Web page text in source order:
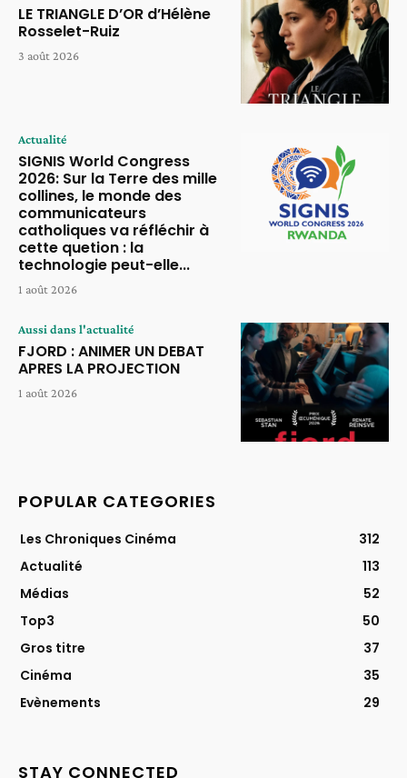
LE TRIANGLE D’OR d’Hélène
Rosselet-Ruiz
3 août 2026
Actualité
SIGNIS World Congress
2026: Sur la Terre des mille
collines, le monde des
communicateurs
catholiques va réfléchir à
cette quetion : la
technologie peut-elle...
1 août 2026
Aussi dans l'actualité
FJORD : ANIMER UN DEBAT
APRES LA PROJECTION
1 août 2026
POPULAR CATEGORIES
Les Chroniques Cinéma
312
Actualité
113
Médias
52
Top3
50
Gros titre
37
Cinéma
35
Evènements
29
STAY CONNECTED